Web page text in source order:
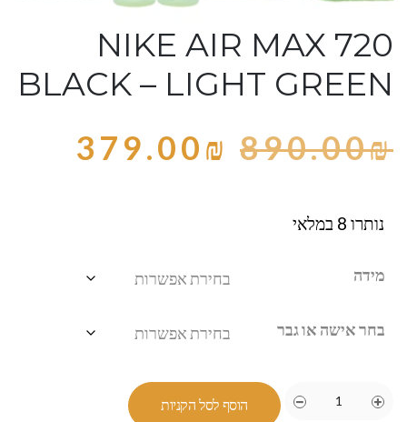
NIKE AIR MAX 720
BLACK – LIGHT GREEN
890.00₪
379.00₪
נותרו 8 במלאי
מידה
בחר אישה או גבר
הוסף לסל הקניות